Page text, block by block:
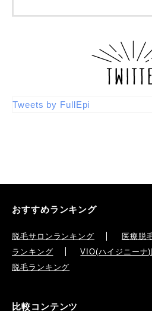
Tweets by FullEpi
おすすめランキング
脱毛サロンランキング 医療脱
ランキング
VIO(ハイジニーナ
脱毛ランキング
比較コンテンツ